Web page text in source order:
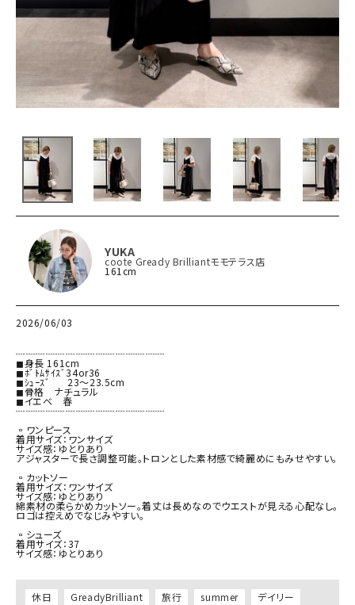
YUKA
coote Gready Brilliantモモテラス店
161cm
2026/06/03
┈┈┈┈┈┈┈┈┈┈┈┈┈┈┈
◼︎身長 161cm
◼︎ﾎﾞﾄﾑｻｲｽﾞ34or36
◼︎ｼｭｰｽﾞ      23〜23.5cm
◼︎骨格　ナチュラル
◼︎イエベ　春
┈┈┈┈┈┈┈┈┈┈┈┈┈┈┈
▫︎ワンピース
着用サイズ：ワンサイズ
サイズ感：ゆとりあり
アジャスターで長さ調整可能。トロンとした素材感で綺麗めにもみせやすい。
▫︎カットソー
着用サイズ：ワンサイズ
サイズ感：ゆとりあり
綿素材の柔らかめカットソー。着丈は長めなのでウエストが見える心配なし。
ロゴは控えめでなじみやすい。
▫︎シューズ
着用サイズ：37
サイズ感：ゆとりあり
休日 GreadyBrilliant 旅行 summer
デイリー